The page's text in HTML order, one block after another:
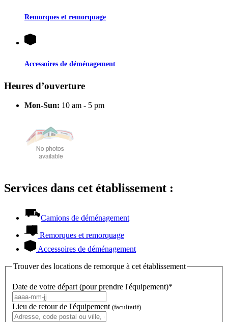
Remorques et remorquage
Accessoires de déménagement
Heures d’ouverture
Mon-Sun: 10 am - 5 pm
Services dans cet établissement :
Camions de déménagement
Remorques et remorquage
Accessoires de déménagement
Trouver des locations de remorque à cet établissement
Date de votre départ (pour prendre l'équipement)*
Lieu de retour de l'équipement (facultatif)